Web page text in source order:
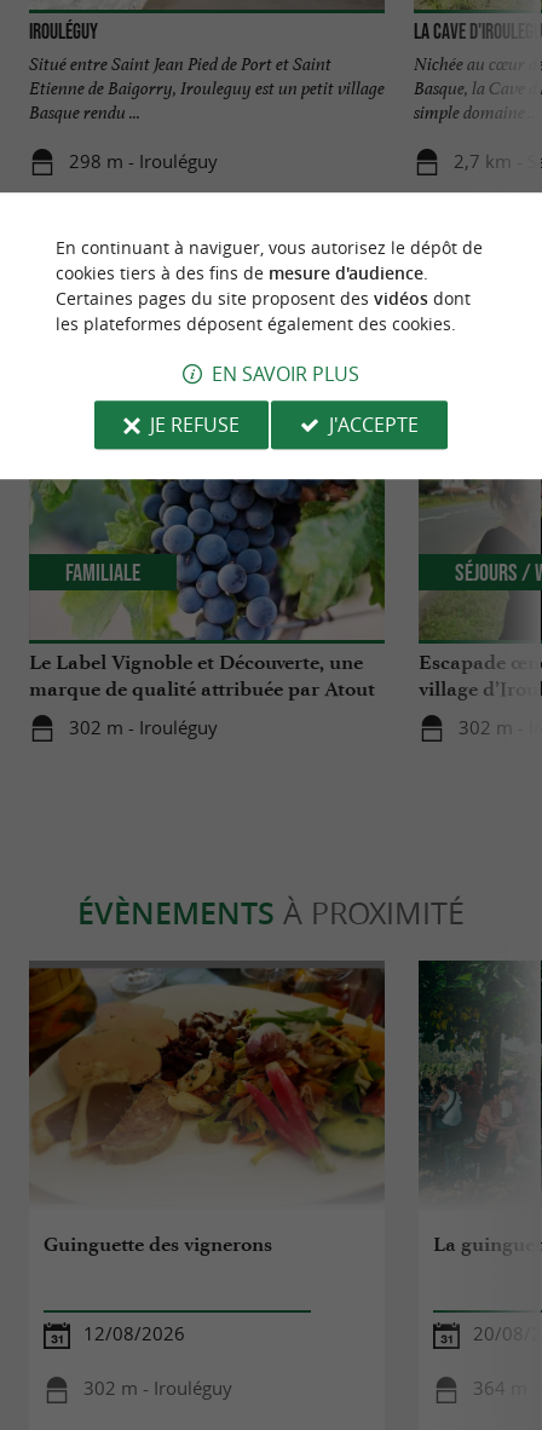
Irouléguy
Situé entre Saint Jean Pied de Port et Saint
Etienne de Baigorry, Irouleguy est un petit village
Basque rendu ...
298 m - Irouléguy
La Cave
Nichée au cœur
Basque, la Cave
simple domaine ...
2,7 km -
NOUS AVONS TESTÉ
Le Label Vignoble et Découverte, une
marque de qualité attribuée par Atout
France
302 m - Irouléguy
Familiale
Escapade
village
302 m -
Séjours /
ÉVÈNEMENTS À PROXIMITÉ
Guinguette des vignerons
12/08/2026
302 m - Irouléguy
La
20/08/
364 m
En continuant à naviguer, vous autorisez le dépôt de
cookies tiers à des fins de mesure d'audience.
Certaines pages du site proposent des vidéosdont
les plateformes déposent également des cookies.
EN SAVOIR PLUS
JE REFUSE
J'ACCEPTE